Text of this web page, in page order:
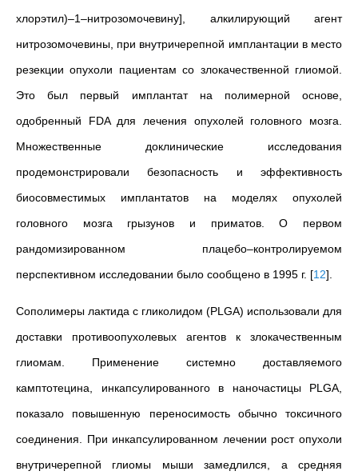
хлорэтил)–1–нитрозомочевину], алкилирующий агент
нитрозомочевины, при внутричерепной имплантации в место
резекции опухоли пациентам со злокачественной глиомой.
Это был первый имплантат на полимерной основе,
одобренный FDA для лечения опухолей головного мозга.
Множественные доклинические исследования
продемонстрировали безопасность и эффективность
биосовместимых имплантатов на моделях опухолей
головного мозга грызунов и приматов. О первом
рандомизированном плацебо–контролируемом
перспективном исследовании было сообщено в 1995 г. [12]
Сополимеры лактида с гликолидом (PLGA) использовали для
доставки противоопухолевых агентов к злокачественным
глиомам. Применение системно доставляемого
камптотецина, инкапсулированного в наночастицы PLGA,
показало повышенную переносимость обычно токсичного
соединения. При инкапсулированном лечении рост опухоли
внутричерепной глиомы мыши замедлился, а средняя